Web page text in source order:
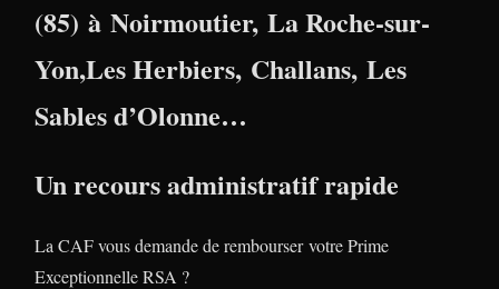
(85) à Noirmoutier, La Roche-sur-
Yon,Les Herbiers, Challans, Les
Sables d’Olonne…
Un recours administratif rapide
La CAF vous demande de rembourser votre Prime
Exceptionnelle RSA ?